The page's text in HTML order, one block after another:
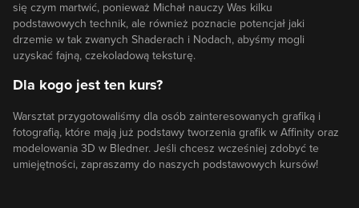
się czym martwić, ponieważ Michał nauczy Was kilku
podstawowych technik, ale również poznacie potencjał jaki
drzemie w tak zwanych Shaderach i Nodach, abyśmy mogli
uzyskać fajną, czekoladową teksturę.
Dla kogo jest ten kurs?
Warsztat przygotowaliśmy dla osób zainteresowanych grafiką i
fotografią, które mają już podstawy tworzenia grafik w Affinity oraz
modelowania 3D w Bledner. Jeśli chcesz wcześniej zdobyć te
umiejętności, zapraszamy do naszych podstawowych kursów!